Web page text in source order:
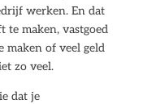
werken. En dat
te maken, vastgoed
maken of veel geld
zo veel.
dat je